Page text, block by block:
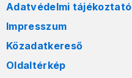
Adatvédelmi tájékoztató
Impresszum
Közadatkereső
Oldaltérkép